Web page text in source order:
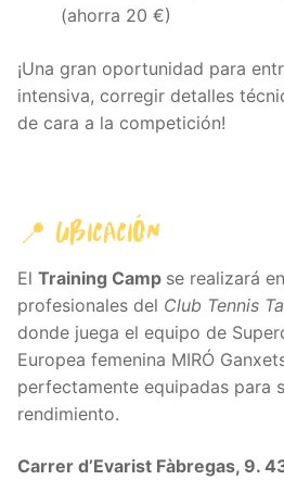
(ahorra 20 €)
¡Una gran oportunidad para
intensiva, corregir detalles
de cara a la competición!
📍 UBICACIÓN
El Training Camp se realizará
profesionales del Club Tennis
donde juega el equipo de
Europea femenina MIRÓ
perfectamente equipadas para
rendimiento.
Carrer d’Evarist Fàbregas, 9.